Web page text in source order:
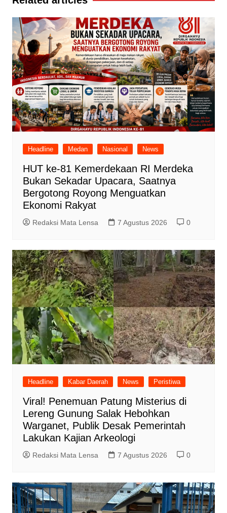
Headline Medan Nasional News
HUT ke-81 Kemerdekaan RI Merdeka
Bukan Sekadar Upacara, Saatnya
Bergotong Royong Menguatkan
Ekonomi Rakyat
Redaksi Mata Lensa 7 Agustus 2026 0
Headline Kabar Daerah News Peristiwa
Viral! Penemuan Patung Misterius di
Lereng Gunung Salak Hebohkan
Warganet, Publik Desak Pemerintah
Lakukan Kajian Arkeologi
Redaksi Mata Lensa 7 Agustus 2026 0